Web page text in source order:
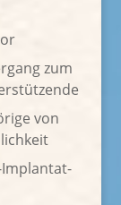
zum
von